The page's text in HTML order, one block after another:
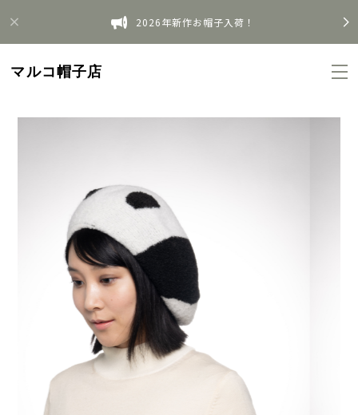
2026年新作お帽子入荷！
マルコ帽子店